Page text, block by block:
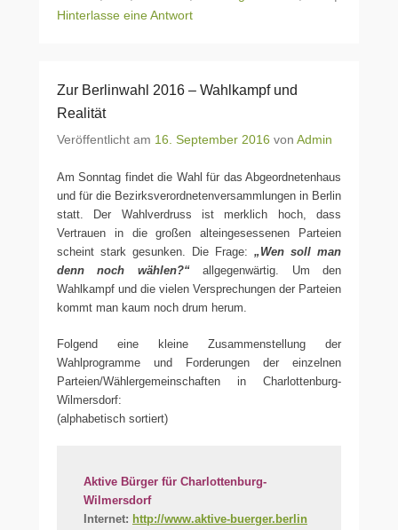
Hinterlasse eine Antwort
Zur Berlinwahl 2016 – Wahlkampf und
Realität
Veröffentlicht am 16. September 2016 von Admin
Am Sonntag findet die Wahl für das Abgeordnetenhaus
und für die Bezirksverordnetenversammlungen in Berlin
statt. Der Wahlverdruss ist merklich hoch, dass
Vertrauen in die großen alteingesessenen Parteien
scheint stark gesunken. Die Frage: „Wen soll man
denn noch wählen?“allgegenwärtig. Um den
Wahlkampf und die vielen Versprechungen der Parteien
kommt man kaum noch drum herum.
Folgend eine kleine Zusammenstellung der
Wahlprogramme und Forderungen der einzelnen
Parteien/Wählergemeinschaften in Charlottenburg-
Wilmersdorf:
(alphabetisch sortiert)
Aktive Bürger für Charlottenburg-
Wilmersdorf
Internet: http://www.aktive-buerger.berlin